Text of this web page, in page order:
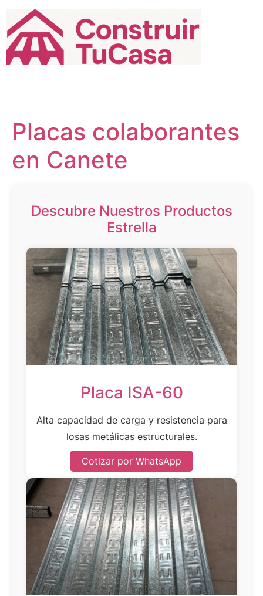
contenido
Placas colaborantes
en Canete
Descubre Nuestros Productos
Estrella
Placa ISA-60
Alta capacidad de carga y resistencia para
losas metálicas estructurales.
Cotizar por WhatsApp